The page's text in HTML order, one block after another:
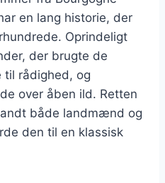
en lang historie, der
Oprindeligt
der brugte de
til rådighed, og
over åben ild. Retten
både landmænd og
den til en klassisk